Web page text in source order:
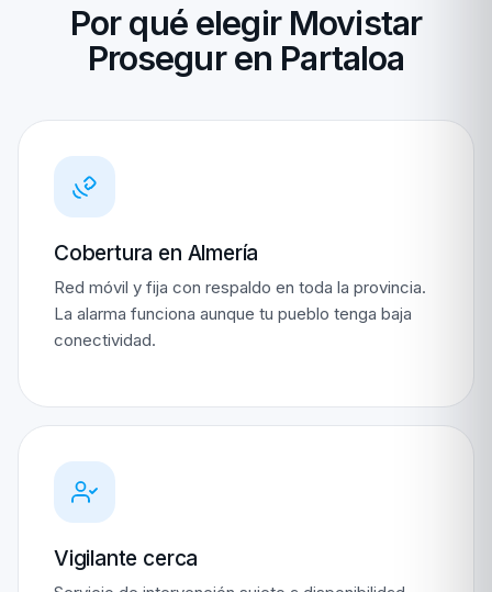
Por qué elegir Movistar
Prosegur en Partaloa
Cobertura en Almería
Red móvil y fija con respaldo en toda la provincia.
La alarma funciona aunque tu pueblo tenga baja
conectividad.
Vigilante cerca